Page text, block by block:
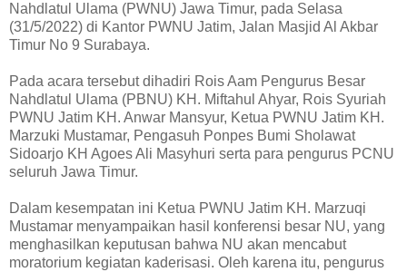
Nahdlatul Ulama (PWNU) Jawa Timur, pada Selasa
(31/5/2022) di Kantor PWNU Jatim, Jalan Masjid Al Akbar
Timur No 9 Surabaya.
Pada acara tersebut dihadiri Rois Aam Pengurus Besar
Nahdlatul Ulama (PBNU) KH. Miftahul Ahyar, Rois Syuriah
PWNU Jatim KH. Anwar Mansyur, Ketua PWNU Jatim KH.
Marzuki Mustamar, Pengasuh Ponpes Bumi Sholawat
Sidoarjo KH Agoes Ali Masyhuri serta para pengurus PCNU
seluruh Jawa Timur.
Dalam kesempatan ini Ketua PWNU Jatim KH. Marzuqi
Mustamar menyampaikan hasil konferensi besar NU, yang
menghasilkan keputusan bahwa NU akan mencabut
moratorium kegiatan kaderisasi. Oleh karena itu, pengurus